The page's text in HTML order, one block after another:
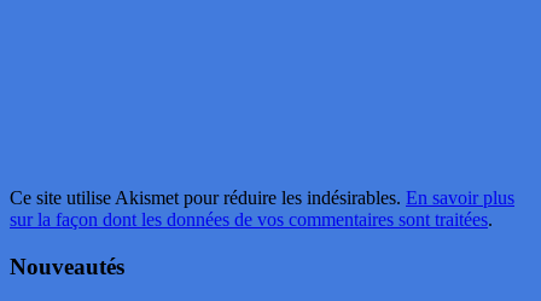
Ce site utilise Akismet pour réduire les indésirables. En savoir plus
sur la façon dont les données de vos commentaires sont traitées.
Nouveautés